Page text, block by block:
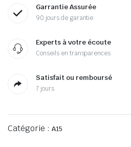
Garrantie Assurée
90 jours de garantie
Experts à votre écoute
Conseils en transparences
Satisfait ou remboursé
7 jours
Catégorie : A15